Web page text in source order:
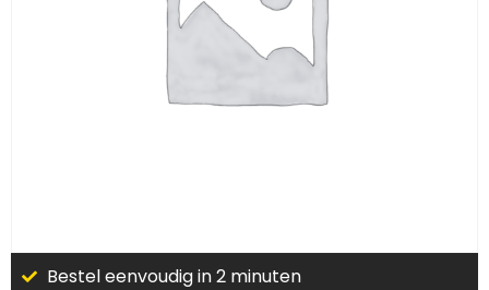
Bestel eenvoudig in 2 minuten